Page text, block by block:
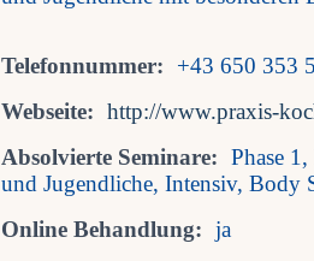
Telefonnummer: +43 650 353
Webseite: http://www.praxis-
Absolvierte Seminare: Phase
und Jugendliche, Intensiv, Body
Online Behandlung: ja